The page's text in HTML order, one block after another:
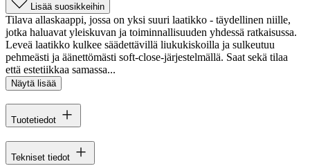
Lisää suosikkeihin
Tilava allaskaappi, jossa on yksi suuri laatikko - täydellinen niille,
jotka haluavat yleiskuvan ja toiminnallisuuden yhdessä ratkaisussa.
Leveä laatikko kulkee säädettävillä liukukiskoilla ja sulkeutuu
pehmeästi ja äänettömästi soft-close-järjestelmällä. Saat sekä tilaa
että estetiikkaa samassa...
Näytä lisää
Tuotetiedot
Tekniset tiedot